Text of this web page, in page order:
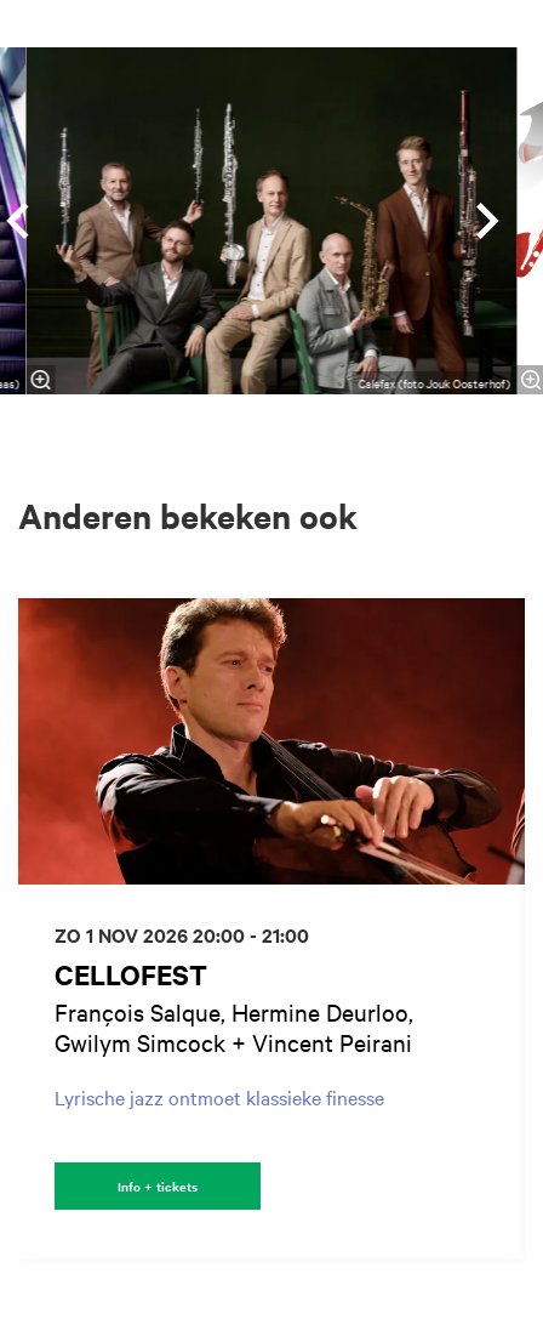
Overslaan
Calefax (foto Jouk Oosterhof)
Anderen bekeken ook
CELLOFEST
François Salque, Hermine Deurloo,
Gwilym Simcock + Vincent Peirani
Lyrische jazz ontmoet klassieke finesse
ZO 1 NOV 202620:00 - 21:00
Info + tickets